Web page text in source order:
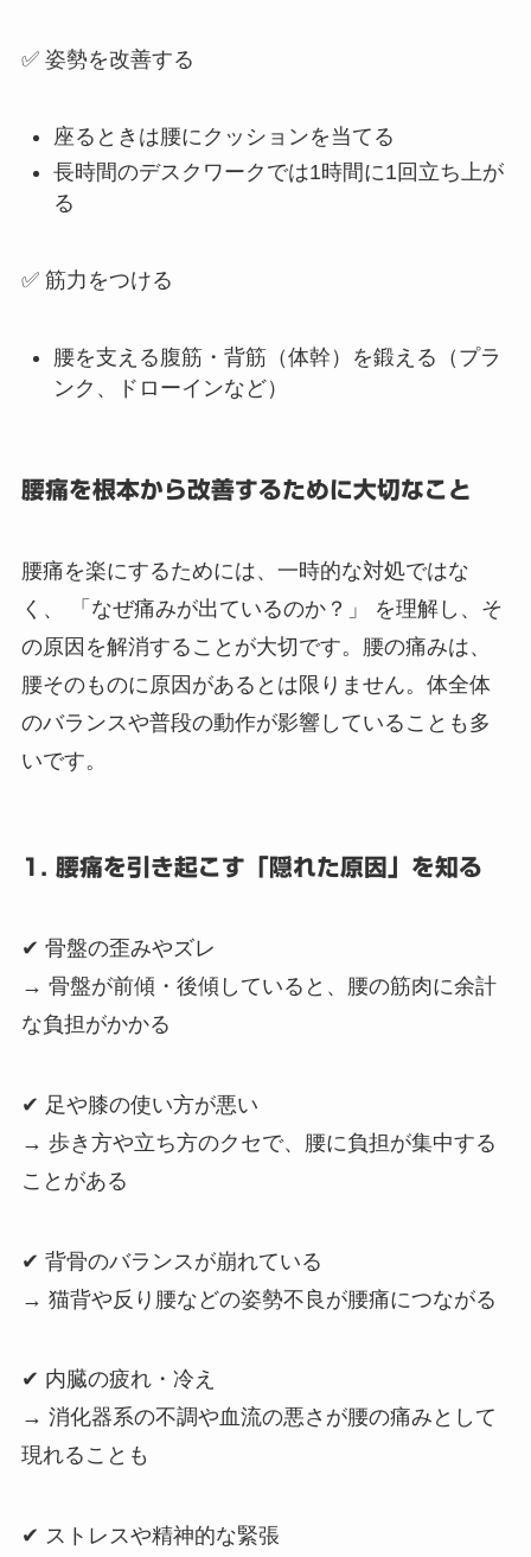
✅ 姿勢を改善する
座るときは腰にクッションを当てる
長時間のデスクワークでは1時間に1回立ち上が
る
✅ 筋力をつける
腰を支える腹筋・背筋（体幹）を鍛える（プラ
ンク、ドローインなど）
腰痛を根本から改善するために大切なこと
腰痛を楽にするためには、一時的な対処ではな
く、 「なぜ痛みが出ているのか？」 を理解し、そ
の原因を解消することが大切です。腰の痛みは、
腰そのものに原因があるとは限りません。体全体
のバランスや普段の動作が影響していることも多
いです。
1. 腰痛を引き起こす「隠れた原因」を知る
✔ 骨盤の歪みやズレ
→ 骨盤が前傾・後傾していると、腰の筋肉に余計
な負担がかかる
✔ 足や膝の使い方が悪い
→ 歩き方や立ち方のクセで、腰に負担が集中する
ことがある
✔ 背骨のバランスが崩れている
→ 猫背や反り腰などの姿勢不良が腰痛につながる
✔ 内臓の疲れ・冷え
→ 消化器系の不調や血流の悪さが腰の痛みとして
現れることも
✔ ストレスや精神的な緊張